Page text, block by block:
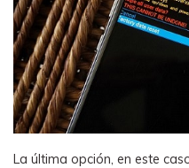
La última opción, en este